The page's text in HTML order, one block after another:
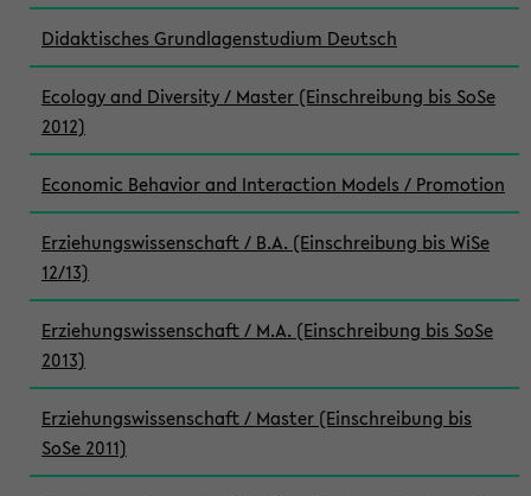
Didaktisches Grundlagenstudium Deutsch
Ecology and Diversity / Master (Einschreibung bis SoSe
2012)
Economic Behavior and Interaction Models / Promotion
Erziehungswissenschaft / B.A. (Einschreibung bis WiSe
12/13)
Erziehungswissenschaft / M.A. (Einschreibung bis SoSe
2013)
Erziehungswissenschaft / Master (Einschreibung bis
SoSe 2011)